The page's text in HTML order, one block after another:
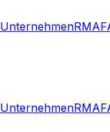
UnternehmenRMA
UnternehmenRMA